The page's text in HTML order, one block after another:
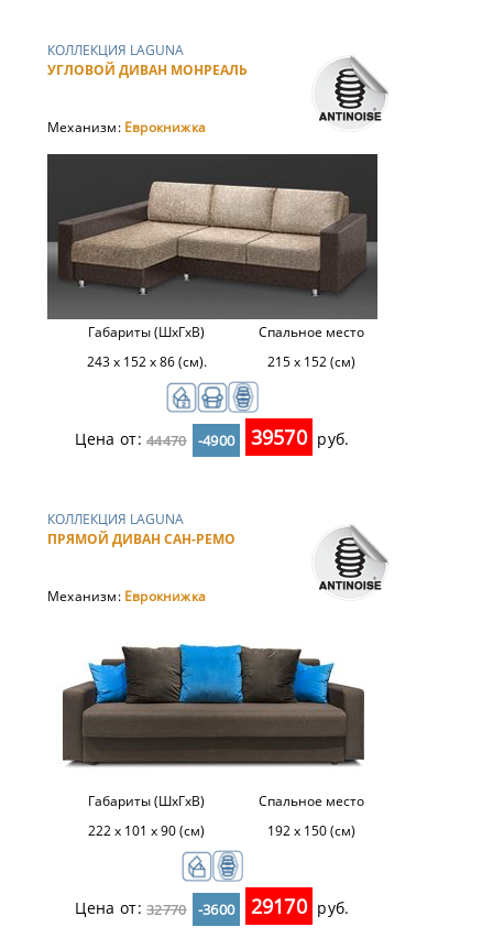
КОЛЛЕКЦИЯ LAGUNA
УГЛОВОЙ ДИВАН МОНРЕАЛЬ
Механизм: Еврокнижка
Габариты (ШхГхВ)
243 x 152 x 86 (см).
Спальное место
215 x 152 (см)
Цена от:44470 -4900 39570 руб.
КОЛЛЕКЦИЯ LAGUNA
ПРЯМОЙ ДИВАН САН-РЕМО
Механизм: Еврокнижка
Габариты (ШхГхВ)
222 х 101 х 90 (см)
Спальное место
192 x 150 (см)
Цена от:32770 -3600 29170 руб.